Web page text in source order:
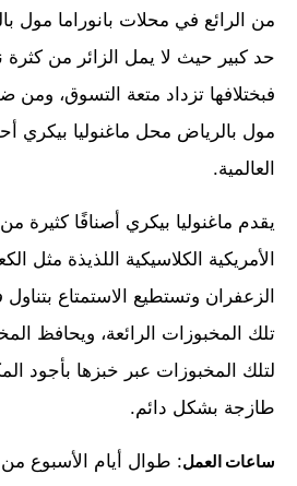
من الرائع في محلات بانوراما مول
حد كبير حيث لا يمل الزائر من كثرة
فبختلافها تزداد متعة التسوق، ومن
مول بالرياض محل ماغنوليا بيكري
العالمية.
يقدم ماغنوليا بيكري أصنافًا كثيرة
الأمريكية الكلاسيكية اللذيذة مثل
الزعفران وتستطيع الاستمتاع
تلك المخبوزات الرائعة، ويحافظ
لتلك المخبوزات عبر خبزها بأجود
طازجة بشكل دائم.
ساعات العمل